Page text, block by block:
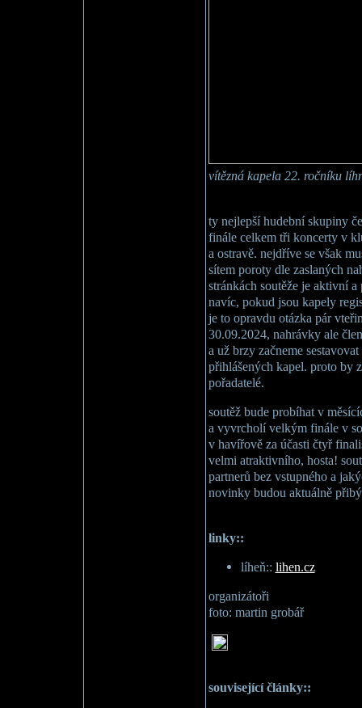
vítězná kapela 22. ročníku
ty nejlepší hudební skupiny
finále celkem tři koncerty v
a ostravě. nejdříve se však
sítem poroty dle zaslaných
stránkách soutěže je aktivní
navíc, pokud jsou kapely
je to opravdu otázka pár
30.09.2024, nahrávky ale
a už brzy začneme
přihlášených kapel. proto by
pořadatelé.
soutěž bude probíhat v
a vyvrcholí velkým finále v
v havířově za účasti čtyř
velmi atraktivního, hosta!
partnerů bez vstupného a
novinky budou aktuálně
linky::
líheň:: lihen.cz
organizátoři
foto: martin grobář
související články::